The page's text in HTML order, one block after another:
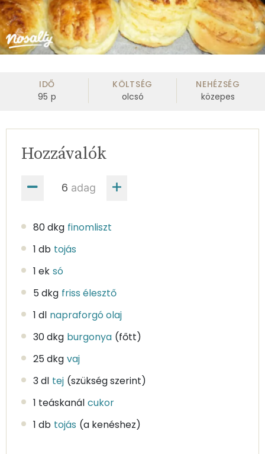
IDŐ
95 p
KÖLTSÉG
olcsó
NEHÉZSÉG
közepes
adag
Hozzávalók
80 dkg finomliszt
1 db tojás
1 ek só
5 dkg friss élesztő
1 dl napraforgó olaj
30 dkg burgonya (főtt)
25 dkg vaj
3 dl tej (szükség szerint)
1 teáskanál cukor
1 db tojás (a kenéshez)